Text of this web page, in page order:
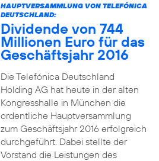
HAUPTVERSAMMLUNG VON TELEFÓNICA
DEUTSCHLAND:
Dividende von 744
Millionen Euro für das
Geschäftsjahr 2016
Die Telefónica Deutschland
Holding AG hat heute in der alten
Kongresshalle in München die
ordentliche Hauptversammlung
zum Geschäftsjahr 2016 erfolgreich
durchgeführt. Dabei stellte der
Vorstand die Leistungen des